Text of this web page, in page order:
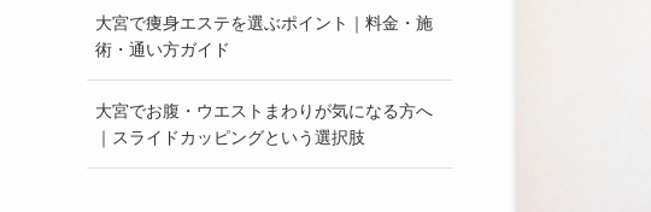
大宮で痩身エステを選ぶポイント｜料金・施
術・通い方ガイド
大宮でお腹・ウエストまわりが気になる方へ
｜スライドカッピングという選択肢